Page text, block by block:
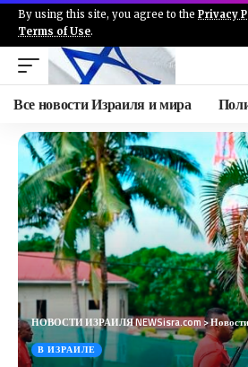
By using this site, you agree to the Privacy
Terms of Use.
Все новости Израиля и мира
НОВОСТИ ИЗРАИЛЯ NEWSisra.com>
В ИЗРАИЛЕ